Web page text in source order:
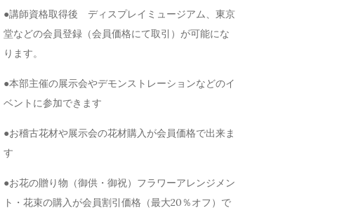
●講師資格取得後 ディスプレイミュージアム、東京
堂などの会員登録（会員価格にて取引）が可能にな
ります。
●本部主催の展示会やデモンストレーションなどのイ
ベントに参加できます
●お稽古花材や展示会の花材購入が会員価格で出来ま
す
●お花の贈り物（御供・御祝）フラワーアレンジメン
ト・花束の購入が会員割引価格（最大20％オフ）で